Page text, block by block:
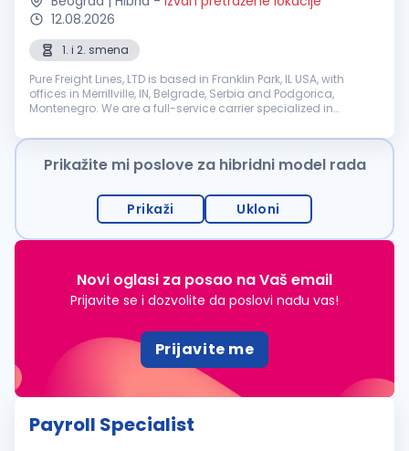
12.08.2026
1. i 2. smena
Pure Freight Lines, LTD is based in Franklin Park, IL USA, with
offices in Merrillville, IN, Belgrade, Serbia and Podgorica,
Montenegro. We are a full-service carrier specialized in
seeking: Pa...
Prikažite mi poslove za hibridni model rada
Prikaži Ukloni
Novi oglasi za posao na Vaš email
Prijavite se i dozvolite da poslovi nađu vas!
Prijavite me
Payroll Specialist